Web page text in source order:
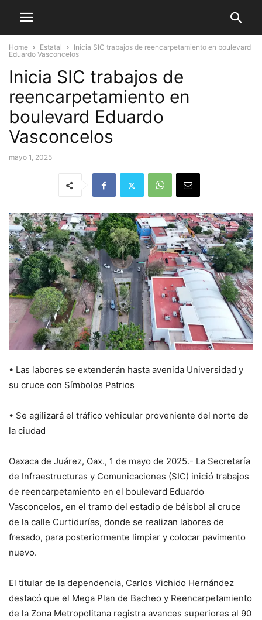
Home Estatal
Inicia SIC trabajos de reencarpetamiento en boulevard
Eduardo Vasconcelos
Inicia SIC trabajos de
reencarpetamiento en
boulevard Eduardo
Vasconcelos
mayo 1, 2025
• Las labores se extenderán hasta avenida Universidad y
su cruce con Símbolos Patrios
• Se agilizará el tráfico vehicular proveniente del norte de
la ciudad
Oaxaca de Juárez, Oax., 1 de mayo de 2025.- La Secretaría
de Infraestructuras y Comunicaciones (SIC) inició trabajos
de reencarpetamiento en el boulevard Eduardo
Vasconcelos, en el tramo del estadio de béisbol al cruce
de la calle Curtidurías, donde se realizan labores de
fresado, para posteriormente limpiar y colocar pavimento
nuevo.
El titular de la dependencia, Carlos Vichido Hernández
destacó que el Mega Plan de Bacheo y Reencarpetamiento
de la Zona Metropolitana registra avances superiores al 90